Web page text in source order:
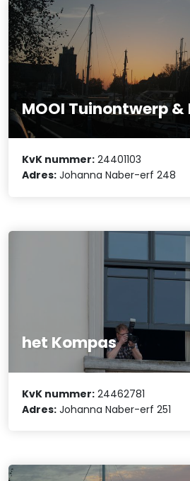
MOOI Tuinontwerp &
KvK nummer: 24401103
Adres: Johanna Naber-erf 248
het Kompas
KvK nummer: 24462781
Adres: Johanna Naber-erf 251